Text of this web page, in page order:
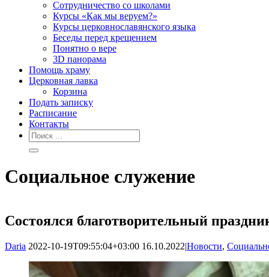
Сотрудничество со школами
Курсы «Как мы веруем?»
Курсы церковнославянского языка
Беседы перед крещением
Понятно о вере
3D панорама
Помощь храму
Церковная лавка
Корзина
Подать записку
Расписание
Контакты
Социальное служение
Состоялся благотворительный
Daria 2022-10-19T09:55:04+03:00 16.10.2022|Новости,